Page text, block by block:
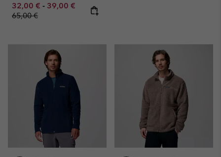
Minimum sale price:
32,00 € - Maximum sale price:
39,00 € Regular price:
65,00 €